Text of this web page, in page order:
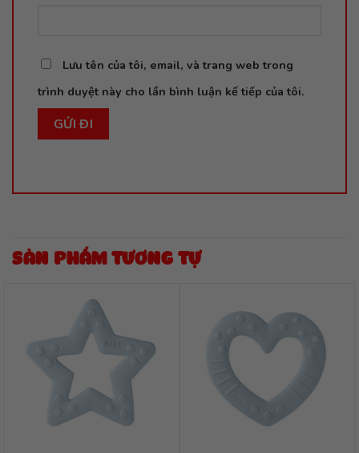
Lưu tên của tôi, email, và trang web trong
trình duyệt này cho lần bình luận kế tiếp của tôi.
SẢN PHẨM TƯƠNG TỰ